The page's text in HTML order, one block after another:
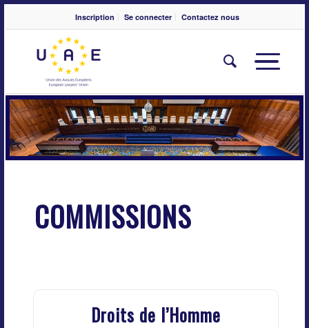
Inscription Se connecter Contactez nous
COMMISSIONS
Droits de l’Homme